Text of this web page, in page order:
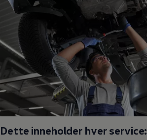
Dette inneholder hver service: